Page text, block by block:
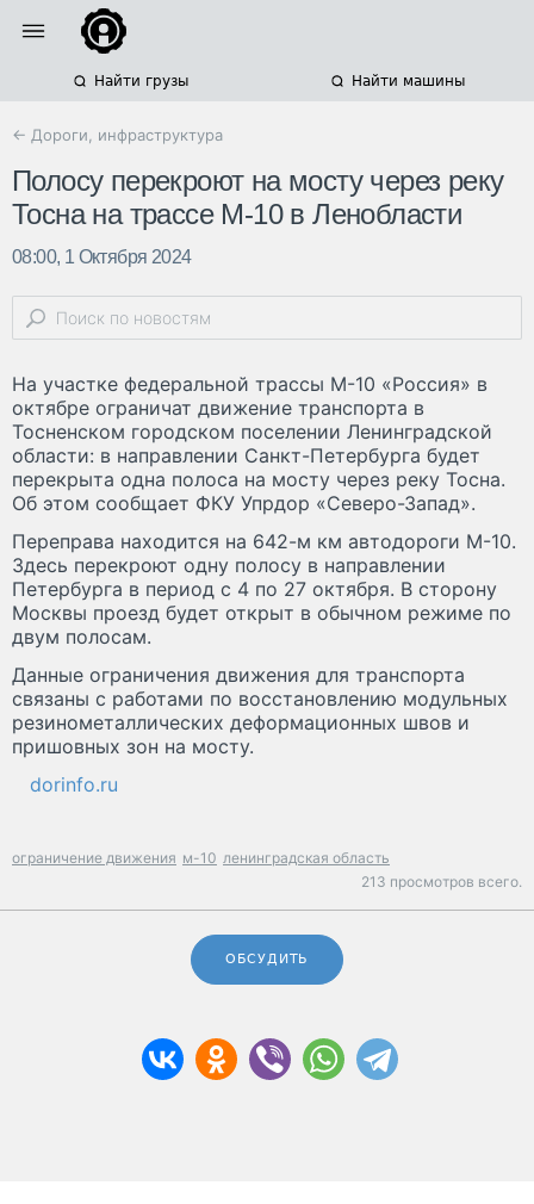
Найти грузы Найти машины
← Дороги, инфраструктура
Полосу перекроют на мосту через реку
Тосна на трассе М-10 в Ленобласти
08:00, 1 Октября 2024
На участке федеральной трассы М-10 «Россия» в
октябре ограничат движение транспорта в
Тосненском городском поселении Ленинградской
области: в направлении Санкт-Петербурга будет
перекрыта одна полоса на мосту через реку Тосна.
Об этом сообщает ФКУ Упрдор «Северо-Запад».
Переправа находится на 642-м км автодороги М-10.
Здесь перекроют одну полосу в направлении
Петербурга в период с 4 по 27 октября. В сторону
Москвы проезд будет открыт в обычном режиме по
двум полосам.
Данные ограничения движения для транспорта
связаны с работами по восстановлению модульных
резинометаллических деформационных швов и
пришовных зон на мосту.
dorinfo.ru
ограничение движения м-10 ленинградская область
213 просмотров всего.
ОБСУДИТЬ